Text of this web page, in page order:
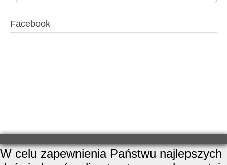
Facebook
W celu zapewnienia Państwu najlepszych